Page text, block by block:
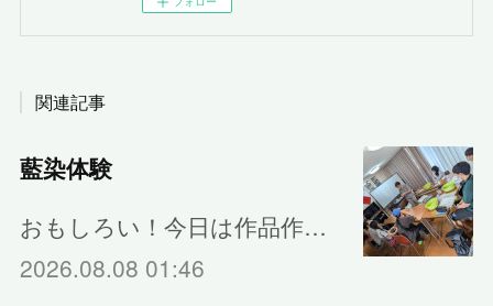
関連記事
藍染体験
おもしろい！今日は作品作…
2026.08.08 01:46